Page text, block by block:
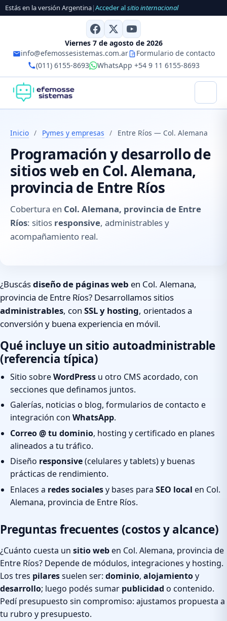
Estás en la versión Argentina|Acceder alsitio internacional
Viernes 7 de agosto de 2026
info@efemossesistemas.com.ar
Formulario de contacto
(011) 6155-8693
WhatsApp +54 9 11 6155-8693
Inicio / Pymes y empresas / Entre Ríos — Col. Alemana
Programación y desarrollo de
sitios web en Col. Alemana,
provincia de Entre Ríos
Cobertura en Col. Alemana, provincia de Entre
Ríos: sitios responsive, administrables y
acompañamiento real.
¿Buscásdiseño de páginas web en Col. Alemana,
provincia de Entre Ríos? Desarrollamos sitios
administrables, con SSL y hosting, orientados a
conversión y buena experiencia en móvil.
Qué incluye un sitio autoadministrable
(referencia típica)
Sitio sobreWordPress u otro CMS acordado, con
secciones que definamos juntos.
Galerías, noticias o blog, formularios de contacto e
integración con WhatsApp.
Correo @ tu dominio, hosting y certificado en planes
alineados a tu tráfico.
Diseño responsive(celulares y tablets) y buenas
prácticas de rendimiento.
Enlaces a redes socialesy bases para SEO local en Col.
Alemana, provincia de Entre Ríos.
Preguntas frecuentes (costos y alcance)
¿Cuánto cuesta un sitio weben Col. Alemana, provincia de
Entre Ríos? Depende de módulos, integraciones y hosting.
Los tres pilaressuelen ser: dominio, alojamientoy
desarrollo; luego podés sumar publicidad o contenido.
Pedí presupuesto sin compromiso: ajustamos propuesta a
tu rubro y presupuesto.